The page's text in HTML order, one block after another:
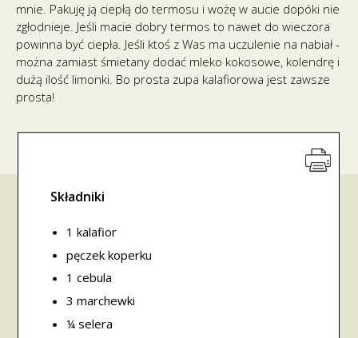
mnie. Pakuję ją ciepłą do termosu i wożę w aucie dopóki nie
zgłodnieje. Jeśli macie dobry termos to nawet do wieczora
powinna być ciepła. Jeśli ktoś z Was ma uczulenie na nabiał -
można zamiast śmietany dodać mleko kokosowe, kolendrę i
dużą ilość limonki. Bo prosta zupa kalafiorowa jest zawsze
prosta!
Składniki
1 kalafior
pęczek koperku
1 cebula
3 marchewki
¼ selera